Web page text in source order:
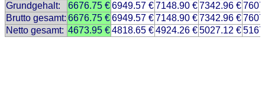
Grundgehalt:
6676.75 €6949.57 €7148.90 €7342.96 €
Brutto gesamt: 6676.75 €6949.57 €7148.90 €7342.96 €
Netto gesamt: 4673.95 €4818.65 €4924.26 €5027.12 €